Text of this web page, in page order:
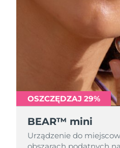
OSZCZĘDZAJ 29%
BEAR™ mini
Urządzenie do
Rumunia
Rosja